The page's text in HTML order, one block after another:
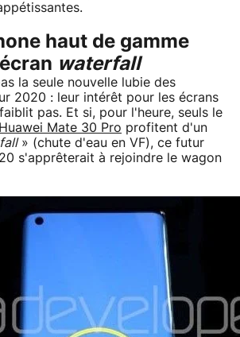
haut de gamme
waterfall
la seule nouvelle lubie des
2020 : leur intérêt pour les écrans
pas. Et si, pour l'heure, seuls le
Huawei Mate 30 Pro profitent d'un
» (chute d'eau en VF), ce futur
s'apprêterait à rejoindre le wagon